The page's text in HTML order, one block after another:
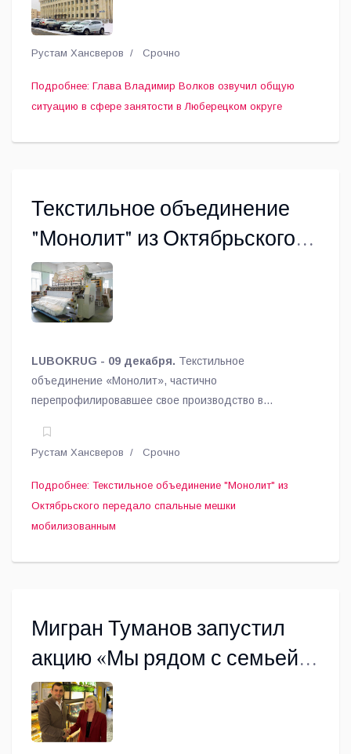
Рустам Хансверов Срочно
Подробнее: Глава Владимир Волков озвучил общую
ситуацию в сфере занятости в Люберецком округе
Текстильное объединение
"Монолит" из Октябрьского
передало спальные мешки
мобилизованным
LUBOKRUG - 09 декабря. Текстильное
объединение «Монолит», частично
перепрофилировавшее свое производство в
мешков и маскировочных костюмов, поставила эту
продукцию для нужд армии, сообщили в
министерстве инвестиций, промышленности и науки
Рустам Хансверов Срочно
Подробнее: Текстильное объединение "Монолит" из
Октябрьского передало спальные мешки
мобилизованным
Мигран Туманов запустил
акцию «Мы рядом с семьей
солдата» в Люберцах